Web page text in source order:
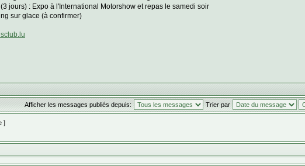
jours) : Expo à l'International Motorshow et repas le samedi soir
sur glace (à confirmer)
Afficher les messages publiés depuis: Trier par
]